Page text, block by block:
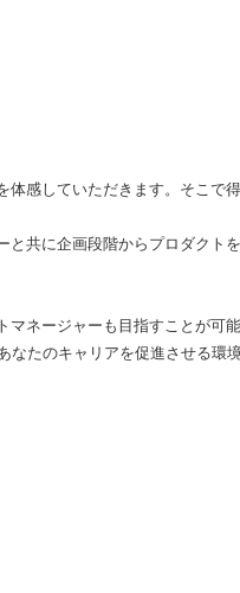
感していただきます。そこで
共に企画段階からプロダクト
ネージャーも目指すことが可能
たのキャリアを促進させる環